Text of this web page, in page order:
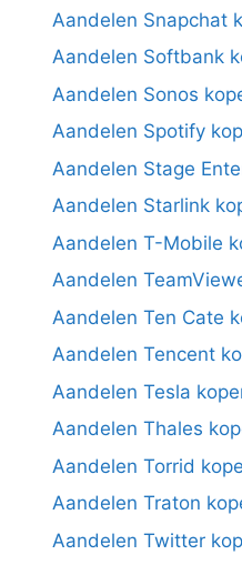
Aandelen Snapchat
Aandelen Softbank
Aandelen Sonos
Aandelen Spotify
Aandelen Stage
Aandelen Starlink
Aandelen T-Mobile
Aandelen
Aandelen Ten Cate
Aandelen Tencent
Aandelen Tesla
Aandelen Thales
Aandelen Torrid
Aandelen Traton
Aandelen Twitter